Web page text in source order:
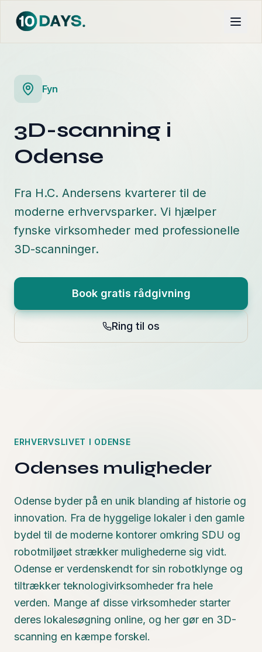
Fyn
3D-scanning i
Odense
Fra H.C. Andersens kvarterer til de
moderne erhvervsparker. Vi hjælper
fynske virksomheder med professionelle
3D-scanninger.
Book gratis rådgivning
Ring til os
ERHVERVSLIVET I ODENSE
Odenses muligheder
Odense byder på en unik blanding af historie og
innovation. Fra de hyggelige lokaler i den gamle
bydel til de moderne kontorer omkring SDU og
robotmiljøet strækker mulighederne sig vidt.
Odense er verdenskendt for sin robotklynge og
tiltrækker teknologivirksomheder fra hele
verden. Mange af disse virksomheder starter
deres lokalesøgning online, og her gør en 3D-
scanning en kæmpe forskel.